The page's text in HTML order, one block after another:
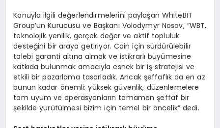
Konuyla ilgili değerlendirmelerini paylaşan WhiteBIT
Group’un Kurucusu ve Başkanı Volodymyr Nosov, “WBT,
teknolojik yenilik, gerçek değer ve aktif topluluk
desteğini bir araya getiriyor. Coin için sürdürülebilir
talebi garanti altına almak ve istikrarlı büyümesine
katkıda bulunmak amacıyla esnek bir iş stratejisi ve
etkili bir pazarlama tasarladık. Ancak şeffaflık da en az
bunun kadar önemli: yüksek güvenlik, düzenlemelere
tam uyum ve operasyonların tamamen şeffaf bir
şekilde yürütülmesi bizim için temel bir öncelik” dedi.